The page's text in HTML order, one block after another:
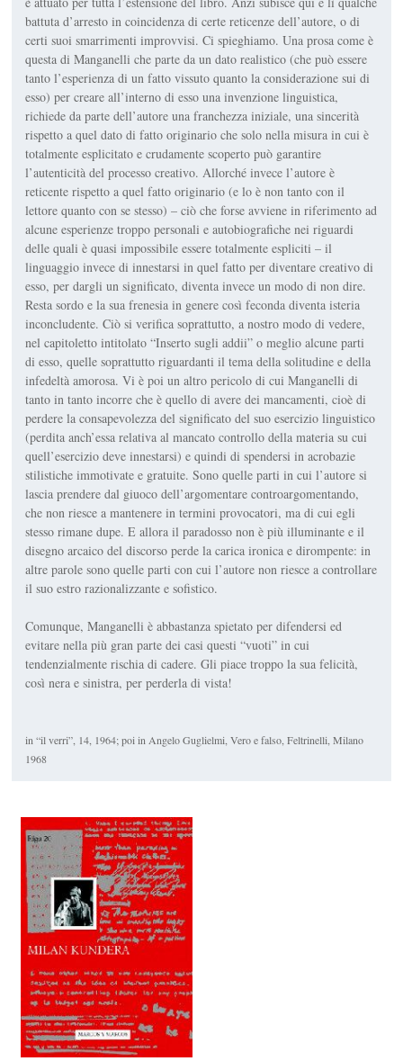
battuta d’arresto in coincidenza di certe reticenze dell’autore, o di
certi suoi smarrimenti improvvisi. Ci spieghiamo. Una prosa come è
questa di Manganelli che parte da un dato realistico (che può essere
tanto l’esperienza di un fatto vissuto quanto la considerazione sui di
esso) per creare all’interno di esso una invenzione linguistica,
richiede da parte dell’autore una franchezza iniziale, una sincerità
rispetto a quel dato di fatto originario che solo nella misura in cui è
totalmente esplicitato e crudamente scoperto può garantire
l’autenticità del processo creativo. Allorché invece l’autore è
reticente rispetto a quel fatto originario (e lo è non tanto con il
lettore quanto con se stesso) – ciò che forse avviene in riferimento ad
alcune esperienze troppo personali e autobiografiche nei riguardi
delle quali è quasi impossibile essere totalmente espliciti – il
linguaggio invece di innestarsi in quel fatto per diventare creativo di
esso, per dargli un significato, diventa invece un modo di non dire.
Resta sordo e la sua frenesia in genere così feconda diventa iste­ria
inconcludente. Ciò si verifica soprattutto, a nostro modo di vedere,
nel capitoletto intitolato “Inserto sugli addii” o meglio alcune parti
di esso, quelle soprattutto riguardanti il tema della solitudine e della
infedeltà amorosa. Vi è poi un altro pericolo di cui Manganelli di
tanto in tanto incorre che è quello di avere dei mancamenti, cioè di
perdere la consapevolezza del significato del suo esercizio linguistico
(perdita anch’essa relativa al mancato controllo della materia su cui
quell’esercizio deve innestarsi) e quindi di spendersi in acrobazie
stilistiche immo­tivate e gratuite. Sono quelle parti in cui l’autore si
lascia pren­dere dal giuoco dell’argomentare controargomentando,
che non riesce a mantenere in termini provocatori, ma di cui egli
stesso rimanedupe. E allora il paradosso non è più illuminante e il
disegno arcaico del discorso perde la carica ironica e dirom­pente: in
altre parole sono quelle parti con cui l’autore non riesce a controllare
il suo estro razionalizzante e sofistico.
Comunque, Manganelli è abbastanza spietato per difendersi ed
evitare nella più gran parte dei casi questi “vuoti” in cui
tendenzialmente rischia di cadere. Gli piace troppo la sua felicità,
così nera e sinistra, per perderla di vista!
in “il verri”, 14, 1964; poi in Angelo Guglielmi,Vero e falso , Feltrinelli, Milano
1968